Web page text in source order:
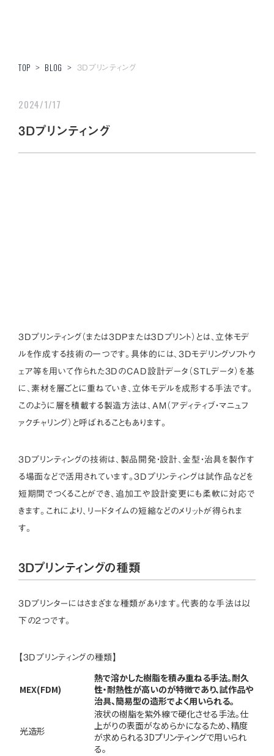
TOP > BLOG > 3Dプリンティング
2024/1/17
3Dプリンティング
3Dプリンティング（または3DPまたは３Dプリント）とは、立体モデ
ルを作成する技術の一つです。具体的には、3Dモデリングソフトウ
ェア等を用いて作られた3DのCAD設計データ（STLデータ）を基
に、素材を層ごとに重ねていき、立体モデルを成形する手法です。
このように層を積載する製造方法は、AM（アディティブ・マニュフ
ァクチャリング）と呼ばれることもあります。
3Dプリンティングの技術は、製品開発・設計、金型・治具を製作す
る場面などで活用されています。3Dプリンティングは試作品などを
短期間でつくることができ、追加工や設計変更にも柔軟に対応で
きます。これにより、リードタイムの短縮などのメリットが得られま
す。
3Dプリンティングの種類
3Dプリンターにはさまざまな種類があります。代表的な手法は以
下の2つです。
【3Dプリンティングの種類】
MEX(FDM)
熱で溶かした樹脂を積み重ねる手法。耐久
性・耐熱性が高いのが特徴であり、試作品や
治具、簡易型の造形でよく用いられる。
光造形
液状の樹脂を紫外線で硬化させる手法。仕
上がりの表面がなめらかになるため、精度
が求められる3Dプリンティングで用いられ
る。